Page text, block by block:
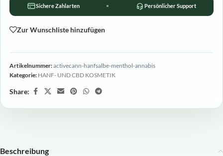
Sichere Zahlarten Persönlicher Support
Zur Wunschliste hinzufügen
Artikelnummer:activecann-hanfsalbe-menthol-annabis
Kategorie: HANF- UND CBD KOSMETIK
Share:
Beschreibung